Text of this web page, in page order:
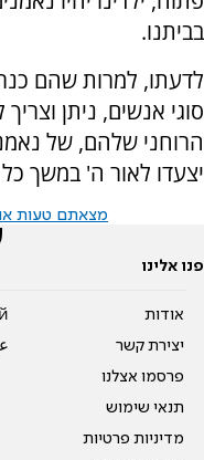
בביתנו.
לדעתו, למרות שהם
סוגי אנשים, ניתן
הרוחני שלהם, של
יצעדו לאור ה' במשך
מצאתם טעות או
פנו אלינו
אודות
יצירת קשר
פרסמו אצלנו
תנאי שימוש
מדיניות פרטיות